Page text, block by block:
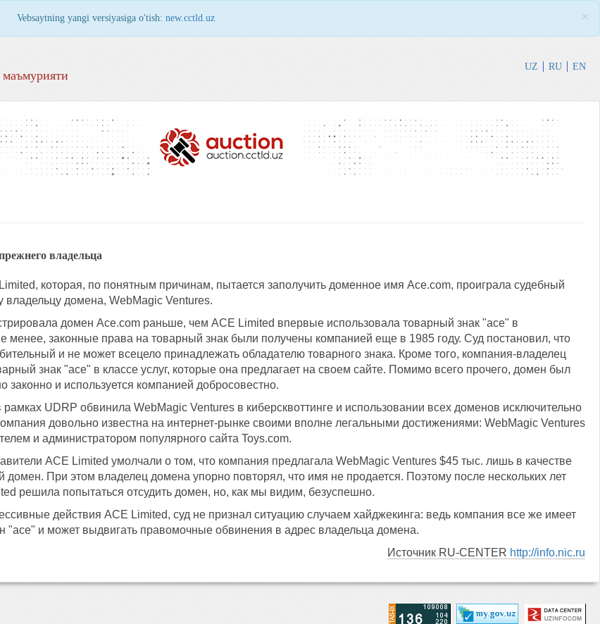
Vebsaytning yangi versiyasiga o'tish: new.cctld.uz ×
UZ RU EN
владельца
которая, по понятным причинам, пытается заполучить доменное имя Ace.com, проиграла судебный
владельцу домена, WebMagic Ventures.
домен Ace.com раньше, чем ACE Limited впервые использовала товарный знак "ace" в
менее, законные права на товарный знак были получены компанией еще в 1985 году. Суд постановил, что
и не может всецело принадлежать обладателю товарного знака. Кроме того, компания-владелец
знак "ace" в классе услуг, которые она предлагает на своем сайте. Помимо всего прочего, домен был
законно и используется компанией добросовестно.
UDRP обвинила WebMagic Ventures в киберсквоттинге и использовании всех доменов исключительно
довольно известна на интернет-рынке своими вполне легальными достижениями: WebMagic Ventures
и администратором популярного сайта Toys.com.
ACE Limited умолчали о том, что компания предлагала WebMagic Ventures $45 тыс. лишь в качестве
домен. При этом владелец домена упорно повторял, что имя не продается. Поэтому после нескольких лет
решила попытаться отсудить домен, но, как мы видим, безуспешно.
действия ACE Limited, суд не признал ситуацию случаем хайджекинга: ведь компания все же имеет
"ace" и может выдвигать правомочные обвинения в адрес владельца домена.
Источник RU-CENTER http://info.nic.ru